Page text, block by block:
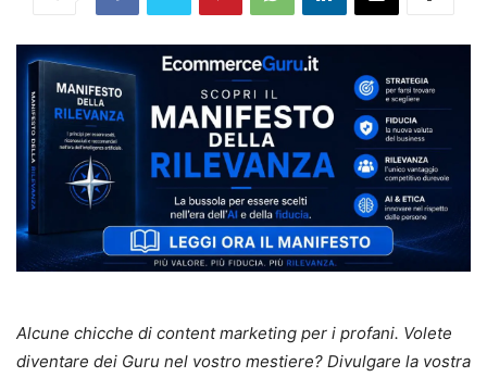
Alcune chicche di content marketing per i profani. Volete
diventare dei Guru nel vostro mestiere? Divulgare la vostra